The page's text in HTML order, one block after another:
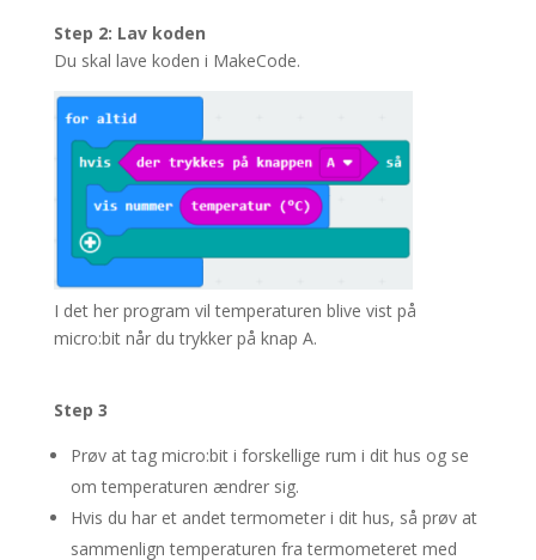
Step 2: Lav koden
Du skal lave koden i MakeCode.
I det her program vil temperaturen blive vist på
micro:bit når du trykker på knap A.
Step 3
Prøv at tag micro:bit i forskellige rum i dit hus og se
om temperaturen ændrer sig.
Hvis du har et andet termometer i dit hus, så prøv at
sammenlign temperaturen fra termometeret med